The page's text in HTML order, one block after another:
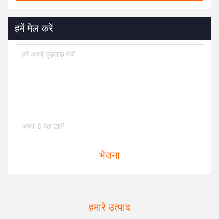
हमें मेल करें
भेजना
हमारे उत्पाद